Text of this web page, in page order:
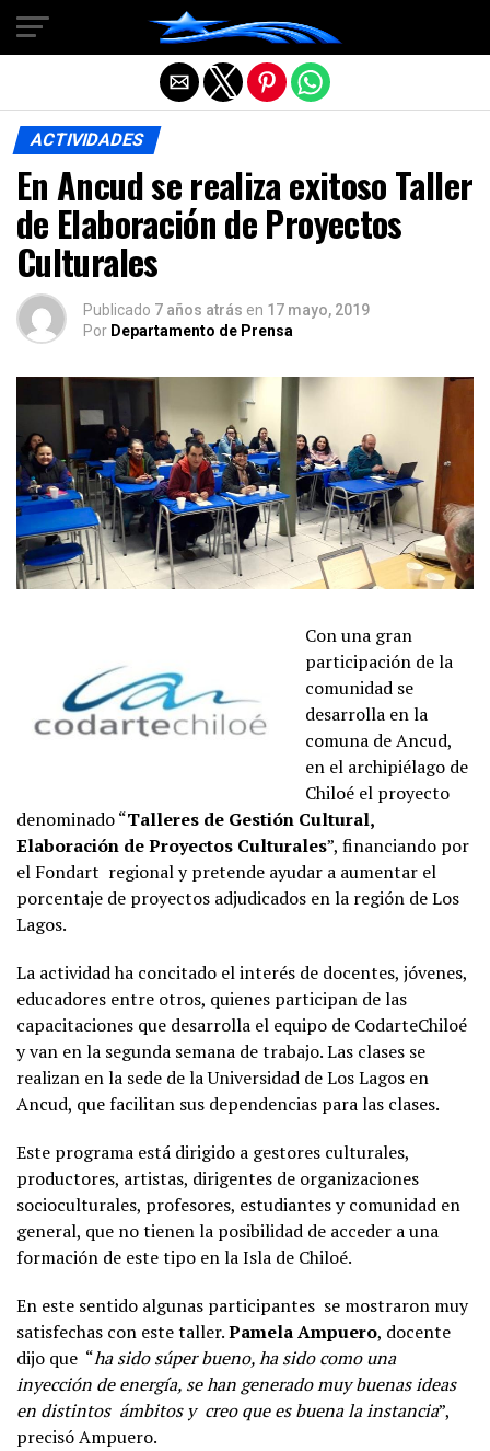
ACTIVIDADES
En Ancud se realiza exitoso Taller
de Elaboración de Proyectos
Culturales
Publicado 7 años atrás en 17 mayo, 2019
Por Departamento de Prensa
Con una gran
participación de la
comunidad se
desarrolla en la
comuna de Ancud,
en el archipiélago de
Chiloé el proyecto
denominado “Talleres de Gestión Cultural,
Elaboración de Proyectos Culturales”, financiando por
el Fondart regional y pretende ayudar a aumentar el
porcentaje de proyectos adjudicados en la región de Los
Lagos.
La actividad ha concitado el interés de docentes, jóvenes,
educadores entre otros, quienes participan de las
capacitaciones que desarrolla el equipo de CodarteChiloé
y van en la segunda semana de trabajo. Las clases se
realizan en la sede de la Universidad de Los Lagos en
Ancud, que facilitan sus dependencias para las clases.
Este programa está dirigido a gestores culturales,
productores, artistas, dirigentes de organizaciones
socioculturales, profesores, estudiantes y comunidad en
general, que no tienen la posibilidad de acceder a una
formación de este tipo en la Isla de Chiloé.
En este sentido algunas participantes se mostraron muy
satisfechas con este taller.Pamela Ampuero, docente
dijo que “ha sido súper bueno, ha sido como una
inyección de energía, se han generado muy buenas ideas
en distintos ámbitos y creo que es buena la instancia”,
precisó Ampuero.
Salir de la versión móvil